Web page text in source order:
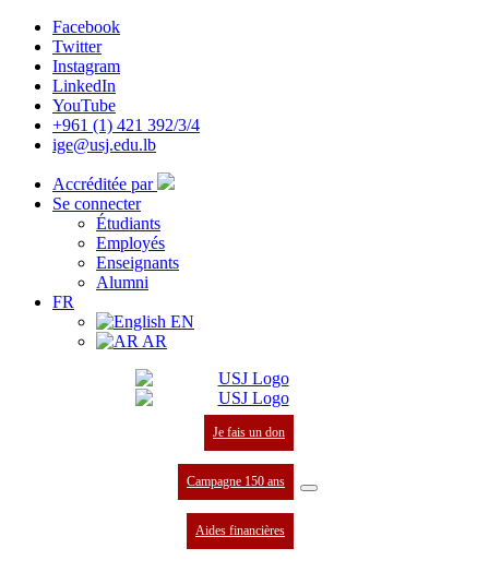
Facebook
Twitter
Instagram
LinkedIn
YouTube
+961 (1) 421 392/3/4
ige@usj.edu.lb
Accréditée par
Se connecter
Étudiants
Employés
Enseignants
Alumni
FR
EN
AR
Je fais un don
Campagne 150 ans
Aides financières